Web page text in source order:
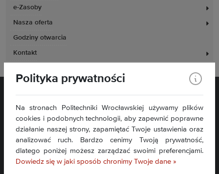
e-Zasoby
Nasza oferta
Godziny otwarcia
Kontakt
Plac Grunwaldzki 11
50-377 Wrocław
Deklaracja dostępności
Polityka prywatności
Na stronach Politechniki Wrocławskiej używamy plików
cookies i podobnych technologii, aby zapewnić poprawne
działanie naszej strony, zapamiętać Twoje ustawienia oraz
analizować ruch. Bardzo cenimy Twoją prywatność,
dlatego poniżej możesz zarządzać swoimi preferencjami.
Dowiedz się w jaki sposób chronimy Twoje dane »